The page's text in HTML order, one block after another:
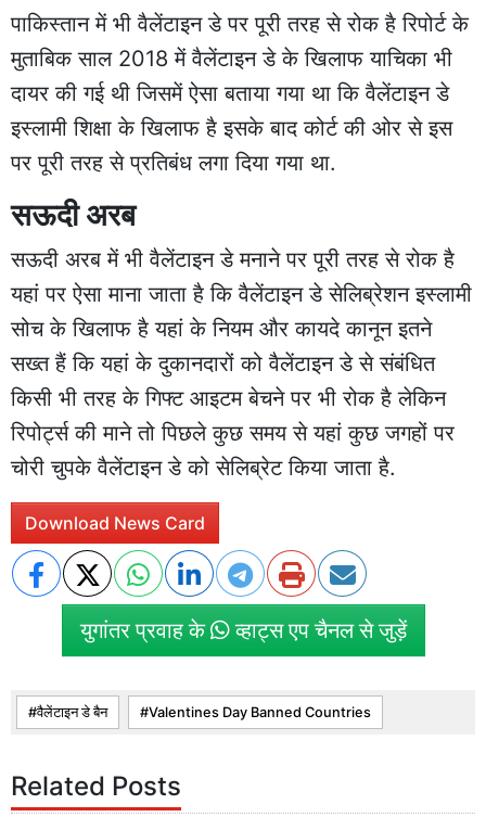
पाकिस्तान में भी वैलेंटाइन डे पर पूरी तरह से रोक है रिपोर्ट के
मुताबिक साल 2018 में वैलेंटाइन डे के खिलाफ याचिका भी
दायर की गई थी जिसमें ऐसा बताया गया था कि वैलेंटाइन डे
इस्लामी शिक्षा के खिलाफ है इसके बाद कोर्ट की ओर से इस
पर पूरी तरह से प्रतिबंध लगा दिया गया था.
सऊदी अरब
सऊदी अरब में भी वैलेंटाइन डे मनाने पर पूरी तरह से रोक है
यहां पर ऐसा माना जाता है कि वैलेंटाइन डे सेलिब्रेशन इस्लामी
सोच के खिलाफ है यहां के नियम और कायदे कानून इतने
सख्त हैं कि यहां के दुकानदारों को वैलेंटाइन डे से संबंधित
किसी भी तरह के गिफ्ट आइटम बेचने पर भी रोक है लेकिन
रिपोर्ट्स की माने तो पिछले कुछ समय से यहां कुछ जगहों पर
चोरी चुपके वैलेंटाइन डे को सेलिब्रेट किया जाता है.
Download News Card
युगांतर प्रवाह के व्हाट्स एप चैनल से जुड़ें
वैलेंटाइन डे बैन Valentines Day Banned Countries
Related Posts